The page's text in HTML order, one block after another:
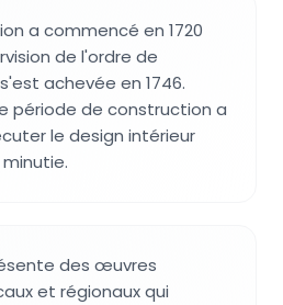
a commencé en 1720
de l'ordre de
achevée en 1746.
période de construction a
le design intérieur
des œuvres
et régionaux qui